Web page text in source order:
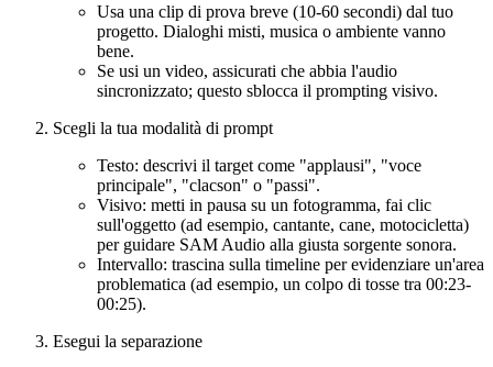
Usa una clip di prova breve (10-60 secondi) dal tuo
progetto. Dialoghi misti, musica o ambiente vanno
bene.
Se usi un video, assicurati che abbia l'audio
sincronizzato; questo sblocca il prompting visivo.
Scegli la tua modalità di prompt
Testo: descrivi il target come "applausi", "voce
principale", "clacson" o "passi".
Visivo: metti in pausa su un fotogramma, fai clic
sull'oggetto (ad esempio, cantante, cane, motocicletta)
per guidare SAM Audio alla giusta sorgente sonora.
Intervallo: trascina sulla timeline per evidenziare un'area
problematica (ad esempio, un colpo di tosse tra 00:23-
00:25).
Esegui la separazione